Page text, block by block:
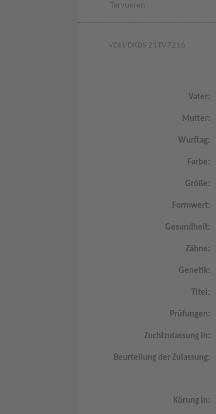
Tervueren
VDH/DKBS 21TV7216
Vater:
Mutter:
Wurftag:
Farbe:
Größe:
Formwert:
Gesundheit:
Zähne:
Genetik:
Titel:
Prüfungen:
Zuchtzulassung in:
Beurteilung der Zulassung:
Körung in: